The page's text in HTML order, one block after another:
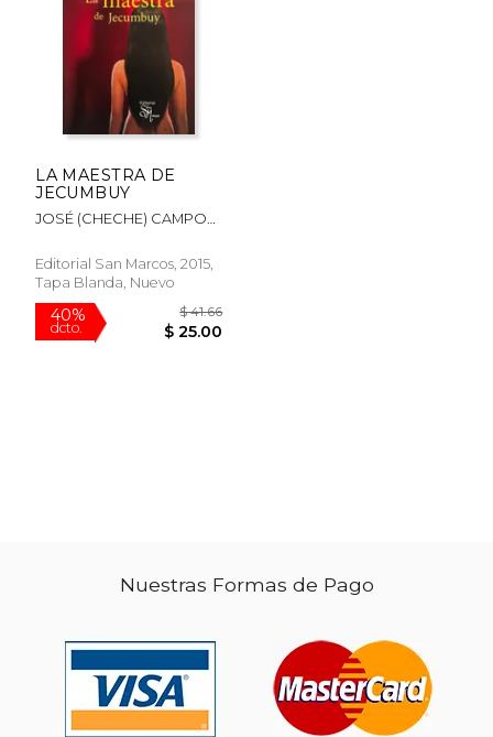
50%
dcto. $ 19.39
LA MAESTRA DE
JECUMBUY
JOSÉ (CHECHE) CAMPOS
Editorial San Marcos, 2015,
Tapa Blanda, Nuevo
Nuestras Formas de Pago